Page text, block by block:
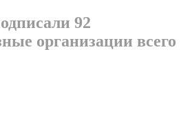
92
организации всего